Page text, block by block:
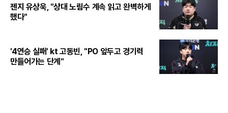
젠지 유상욱, "상대 노림수 계속 읽고 완벽하게
했다"
'4연승 실패' kt 고동빈, "PO 앞두고 경기력
만들어가는 단계"